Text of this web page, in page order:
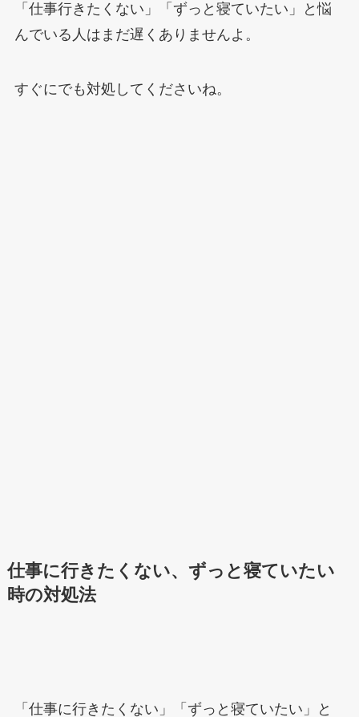
「仕事行きたくない」「ずっと寝ていたい」と悩
んでいる人はまだ遅くありませんよ。
すぐにでも対処してくださいね。
仕事に行きたくない、ずっと寝ていたい
時の対処法
「仕事に行きたくない」「ずっと寝ていたい」と